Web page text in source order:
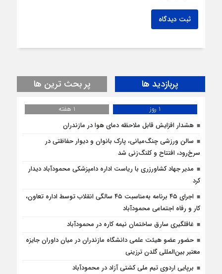
ثبت دیدگاه
پربازدید ها پر بحث ترین ها
1 روز
1 هفته
هشدار افزایش قابل ملاحظه دمای هوا در مازندران
سالن ورزشی چنگ‌میانی، پارک بانوان و دیوار حفاظتی در
سرخ‌رود، افتتاح و کلنگ‌زنی شد
مدیر جهاد کشاورزری با ریاست اداره دامپزشکی محمودآباد دیدار
کرد
اجرای ۴۵ برنامه به‌مناسبت ۴۵ سالگی انقلاب توسط اداره تعاون،
کار و رفاه اجتماعی محمودآباد
غافلگيري سارق ساختمان نيمه کاره در محمودآباد
حضور عضو هیئت علمی دانشگاه مازندران در میان داوران جایزه
معتبر بین‌المللی گلدن ترزینی
برپایی اردوی تیم ملی کشتی آزاد در محمودآباد